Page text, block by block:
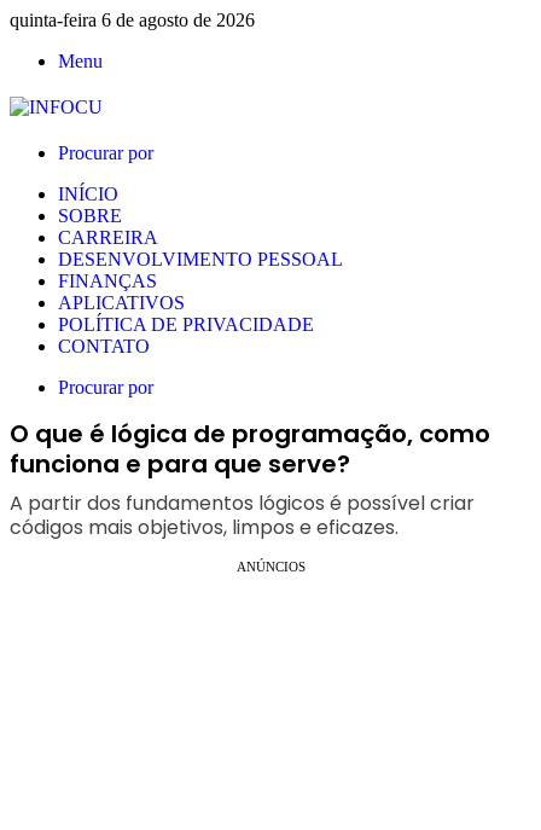
quinta-feira 6 de agosto de 2026
Menu
Procurar por
INÍCIO
SOBRE
CARREIRA
DESENVOLVIMENTO PESSOAL
FINANÇAS
APLICATIVOS
POLÍTICA DE PRIVACIDADE
CONTATO
Procurar por
O que é lógica de programação, como
funciona e para que serve?
A partir dos fundamentos lógicos é possível criar
códigos mais objetivos, limpos e eficazes.
ANÚNCIOS